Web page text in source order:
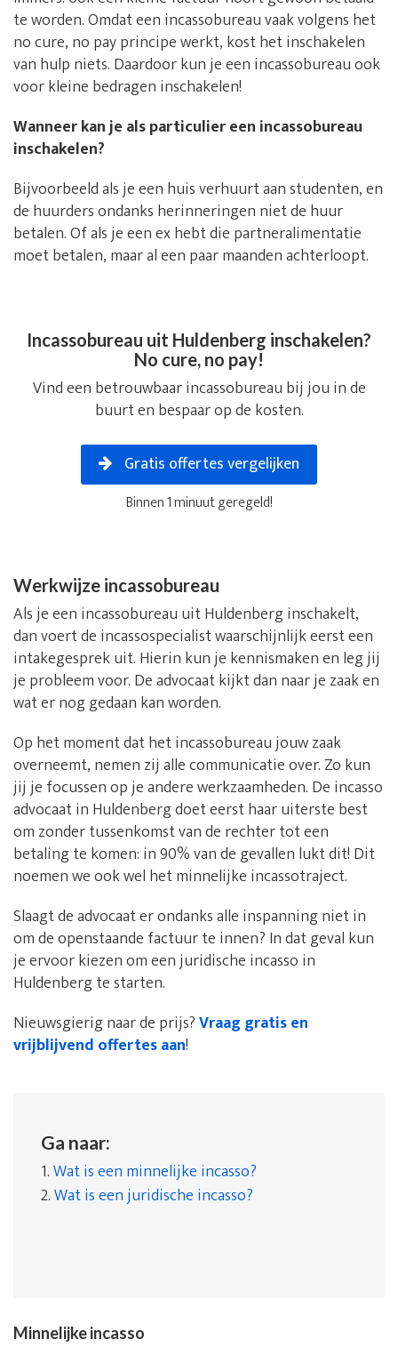
te worden. Omdat een incassobureau vaak volgens het
no cure, no pay principe werkt, kost het inschakelen
van hulp niets. Daardoor kun je een incassobureau ook
voor kleine bedragen inschakelen!
Wanneer kan je als particulier een incassobureau
inschakelen?
Bijvoorbeeld als je een huis verhuurt aan studenten, en
de huurders ondanks herinneringen niet de huur
betalen. Of als je een ex hebt die partneralimentatie
moet betalen, maar al een paar maanden achterloopt.
Incassobureau uit Huldenberg inschakelen?
No cure, no pay!
Vind een betrouwbaar incassobureau bij jou in de
buurt en bespaar op de kosten.
Gratis offertes vergelijken
Binnen 1 minuut geregeld!
Werkwijze incassobureau
Als je een incassobureau uit Huldenberg inschakelt,
dan voert de incassospecialist waarschijnlijk eerst een
intakegesprek uit. Hierin kun je kennismaken en leg jij
je probleem voor. De advocaat kijkt dan naar je zaak en
wat er nog gedaan kan worden.
Op het moment dat het incassobureau jouw zaak
overneemt, nemen zij alle communicatie over. Zo kun
jij je focussen op je andere werkzaamheden. De incasso
advocaat in Huldenberg doet eerst haar uiterste best
om zonder tussenkomst van de rechter tot een
betaling te komen: in 90% van de gevallen lukt dit! Dit
noemen we ook wel het minnelijke incassotraject.
Slaagt de advocaat er ondanks alle inspanning niet in
om de openstaande factuur te innen? In dat geval kun
je ervoor kiezen om een juridische incasso in
Huldenberg te starten.
Nieuwsgierig naar de prijs?Vraag gratis en
vrijblijvend offertes aan!
Ga naar:
1.Wat is een minnelijke incasso?
2.Wat is een juridische incasso?
Minnelijke incasso